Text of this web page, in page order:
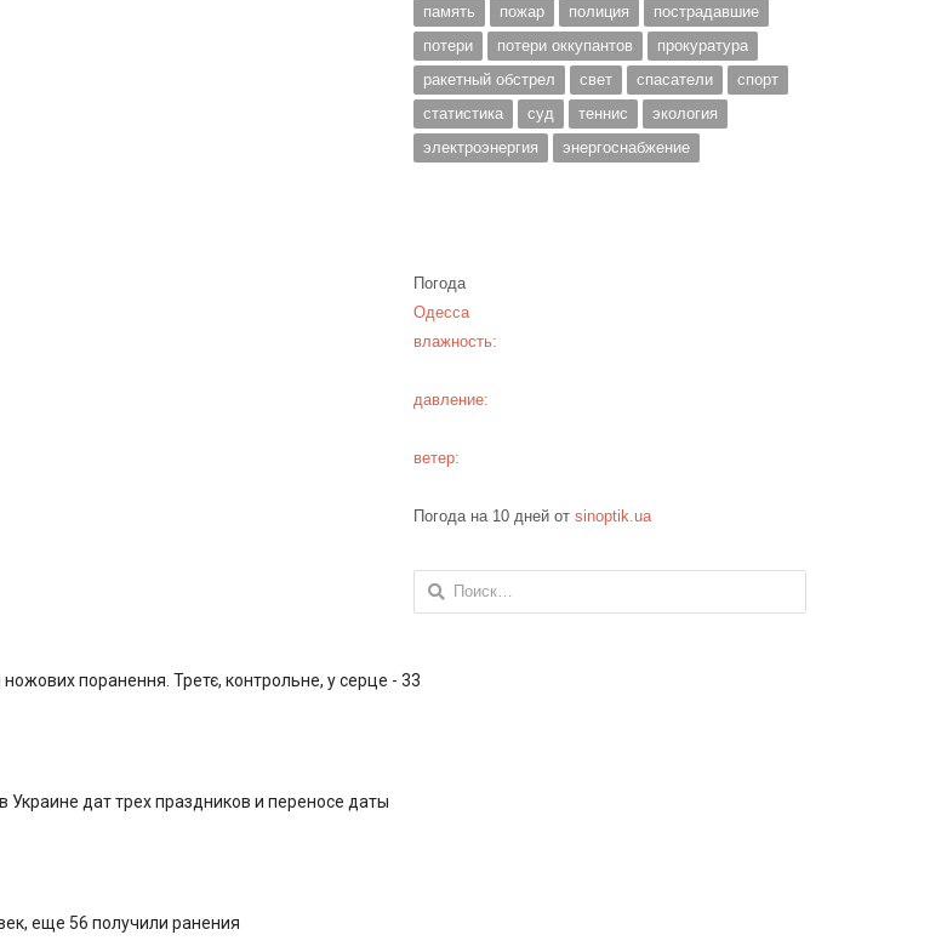
память
пожар полиция
пострадавшие
потери
потери оккупантов
прокуратура
ракетный обстрел
свет спасатели
спорт
статистика
суд теннис
экология
электроэнергия
энергоснабжение
Погода
Одесса
влажность:
давление:
ветер:
Погода на 10 дней отsinoptik.ua
Найти:
поранення. Третє, контрольне, у серце - 33
Украине дат трех праздников и переносе даты
еще 56 получили ранения